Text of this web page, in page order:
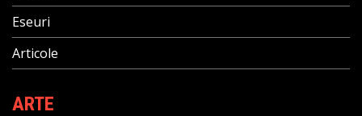
Eseuri
Articole
ARTE